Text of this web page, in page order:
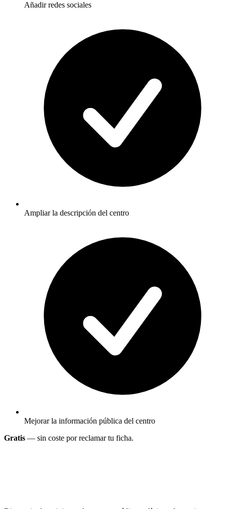
Añadir redes sociales
Ampliar la descripción del centro
Mejorar la información pública del centro
Gratis — sin coste por reclamar tu ficha.